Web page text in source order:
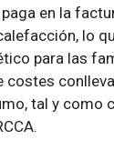
en la
lo
para las
costes
tal y como